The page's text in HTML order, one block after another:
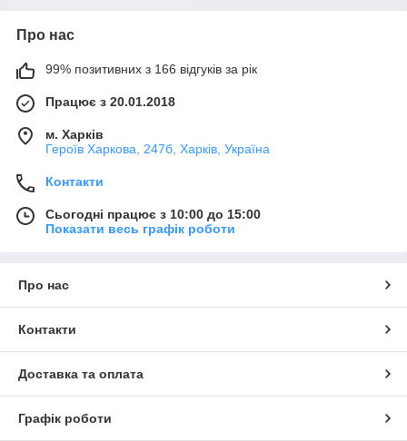
Про нас
99% позитивних з 166 відгуків за рік
Працює з 20.01.2018
м. Харків
Героїв Харкова, 247б, Харків, Україна
Контакти
Сьогодні працює з 10:00 до 15:00
Показати весь графік роботи
Про нас
Контакти
Доставка та оплата
Графік роботи